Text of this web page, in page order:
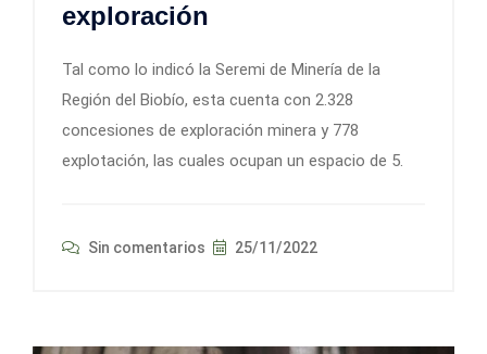
exploración
Tal como lo indicó la Seremi de Minería de la
Región del Biobío, esta cuenta con 2.328
concesiones de exploración minera y 778
explotación, las cuales ocupan un espacio de 5.
Sin comentarios 25/11/2022